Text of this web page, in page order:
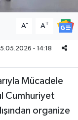
A- A+
- 14:18
Mücadele
Cumhuriyet
organize